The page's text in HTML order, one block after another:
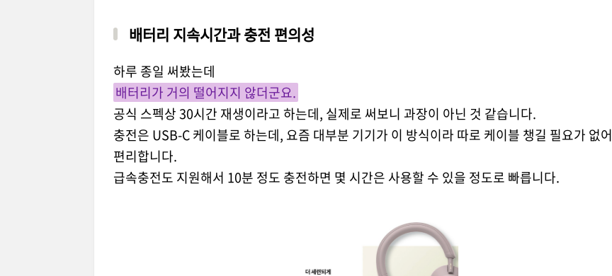
배터리 지속시간과 충전 편의성
하루 종일 써봤는데
배터리가 거의 떨어지지 않더군요.
공식 스펙상 30시간 재생이라고 하는데, 실제로 써보니 과장이 아닌 것 같습니다.
충전은 USB-C 케이블로 하는데, 요즘 대부분 기기가 이 방식이라 따로 케이블 챙길 필요가 없어
편리합니다.
급속충전도 지원해서 10분 정도 충전하면 몇 시간은 사용할 수 있을 정도로 빠릅니다.